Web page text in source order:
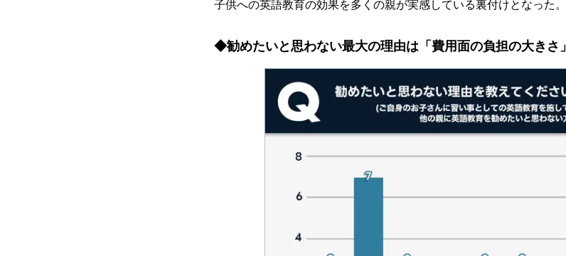
子供への英語教育の効果を多くの親が実感している裏付けとなった。
◆勧めたいと思わない最大の理由は「費用面の負担の大きさ」